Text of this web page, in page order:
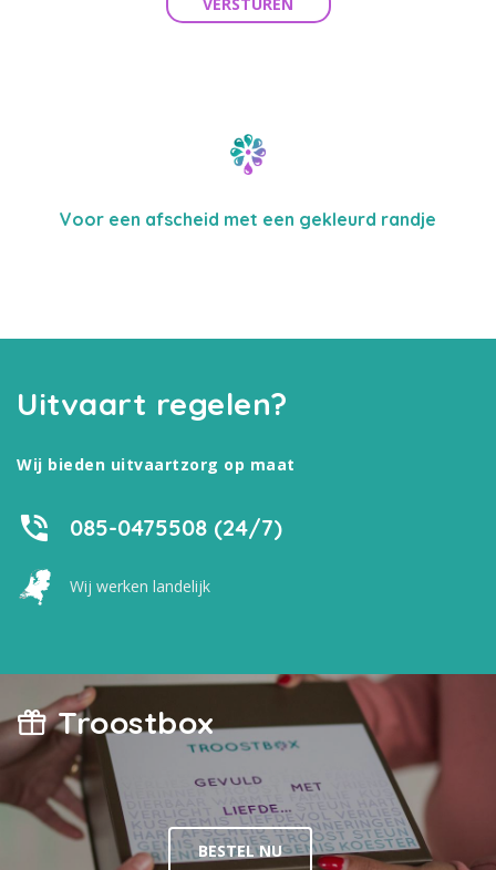
Voor een afscheid met een gekleurd randje
Uitvaart regelen?
Wij bieden uitvaartzorg op maat
085-0475508 (24/7)
Wij werken landelijk
Troostbox
BESTEL NU